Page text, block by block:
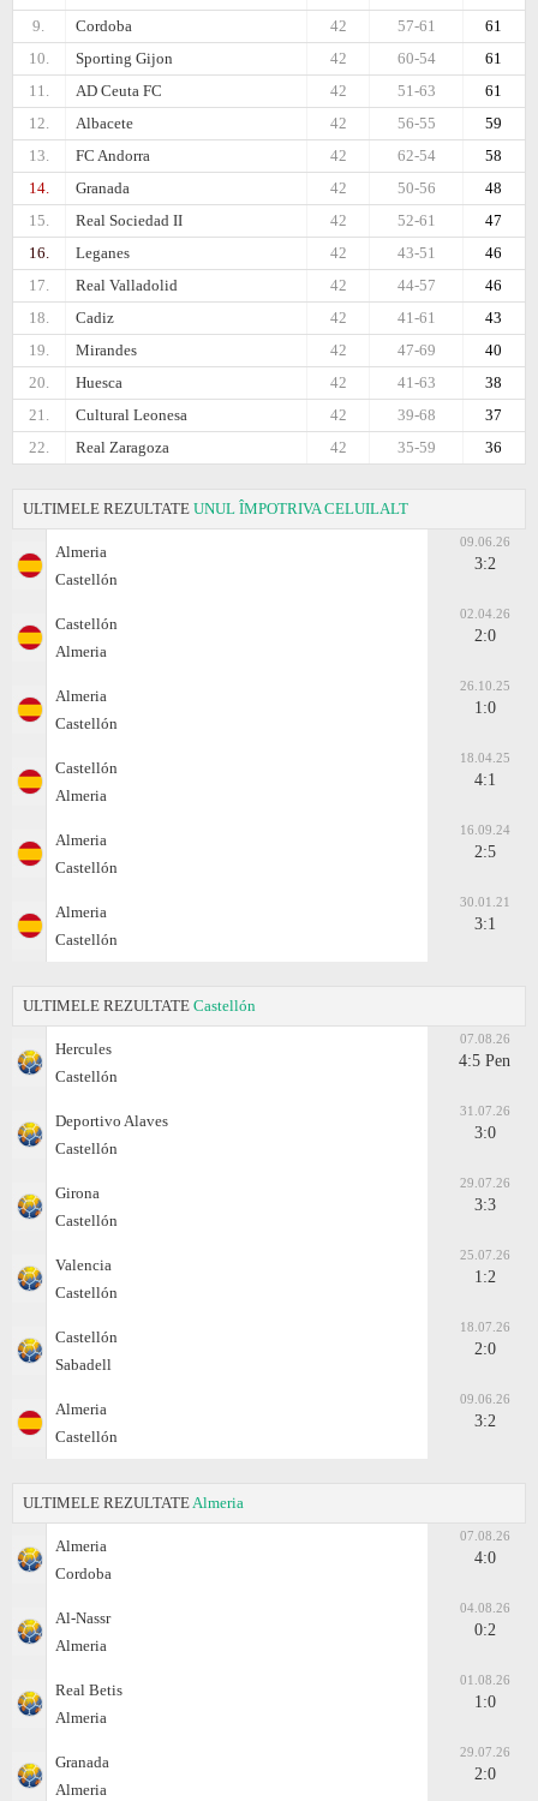
9.
Cordoba 61
57-61
42
10.
Sporting Gijon 61
60-54
42
11.
AD Ceuta FC 61
51-63
42
12.
Albacete 59
56-55
42
13.
FC Andorra 58
62-54
42
14.
Granada 48
50-56
42
15.
Real Sociedad II 47
52-61
42
16.
Leganes 46
43-51
42
17.
Real Valladolid 46
44-57
42
18.
Cadiz 43
41-61
42
19.
Mirandes 40
47-69
42
20.
Huesca 38
41-63
42
21.
Cultural Leonesa 37
39-68
42
22.
Real Zaragoza 36
35-59
42
ULTIMELE REZULTATE UNUL ÎMPOTRIVA CELUILALT
Almeria
Castellón
09.06.26
3:2
Castellón
Almeria
02.04.26
2:0
Almeria
Castellón
26.10.25
1:0
Castellón
Almeria
18.04.25
4:1
Almeria
Castellón
16.09.24
2:5
Almeria
Castellón
30.01.21
3:1
ULTIMELE REZULTATE Castellón
Hercules
Castellón
07.08.26
4:5 Pen
Deportivo Alaves
Castellón
31.07.26
3:0
Girona
Castellón
29.07.26
3:3
Valencia
Castellón
25.07.26
1:2
Castellón
Sabadell
18.07.26
2:0
Almeria
Castellón
09.06.26
3:2
ULTIMELE REZULTATE Almeria
Almeria
Cordoba
07.08.26
4:0
Al-Nassr
Almeria
04.08.26
0:2
Real Betis
Almeria
01.08.26
1:0
Granada
Almeria
29.07.26
2:0